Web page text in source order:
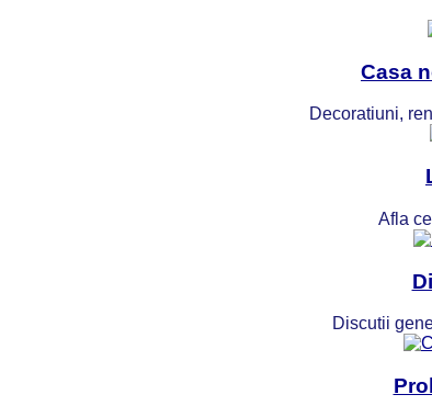
Casa
Decoratiuni,
Afla
Discutii